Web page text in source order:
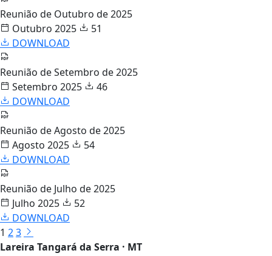
Reunião de Outubro de 2025
Outubro 2025
51
DOWNLOAD
Reunião de Setembro de 2025
Setembro 2025
46
DOWNLOAD
Reunião de Agosto de 2025
Agosto 2025
54
DOWNLOAD
Reunião de Julho de 2025
Julho 2025
52
DOWNLOAD
1 23
Lareira Tangará da Serra · MT